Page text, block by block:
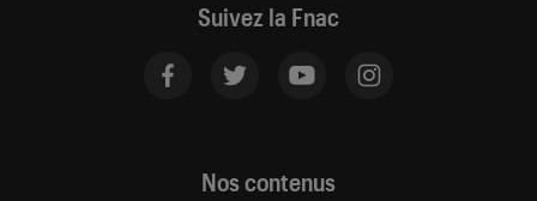
Suivez la Fnac
Nos contenus